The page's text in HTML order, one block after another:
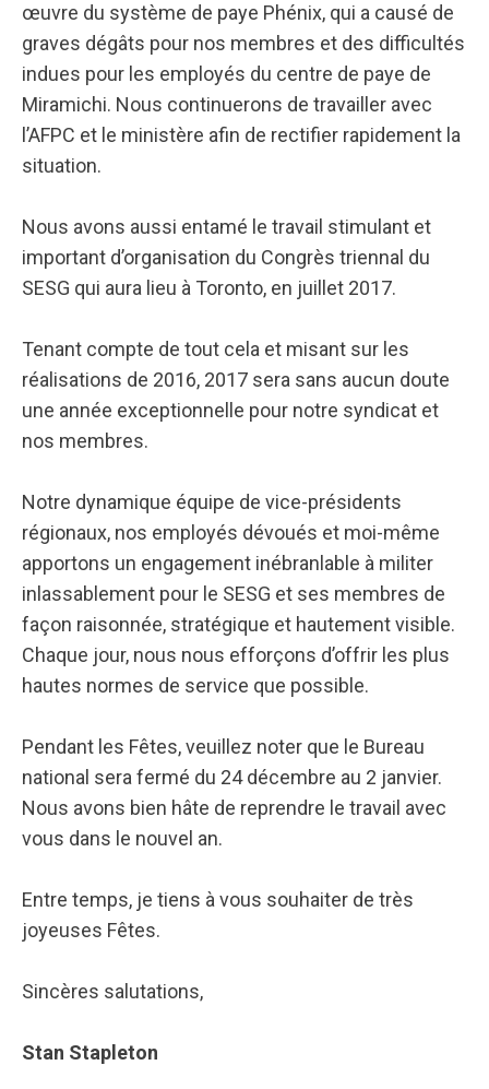
œuvre du système de paye Phénix, qui a causé de
graves dégâts pour nos membres et des difficultés
indues pour les employés du centre de paye de
Miramichi. Nous continuerons de travailler avec
l’AFPC et le ministère afin de rectifier rapidement la
situation.
Nous avons aussi entamé le travail stimulant et
important d’organisation du Congrès triennal du
SESG qui aura lieu à Toronto, en juillet 2017.
Tenant compte de tout cela et misant sur les
réalisations de 2016, 2017 sera sans aucun doute
une année exceptionnelle pour notre syndicat et
nos membres.
Notre dynamique équipe de vice-présidents
régionaux, nos employés dévoués et moi-même
apportons un engagement inébranlable à militer
inlassablement pour le SESG et ses membres de
façon raisonnée, stratégique et hautement visible.
Chaque jour, nous nous efforçons d’offrir les plus
hautes normes de service que possible.
Pendant les Fêtes, veuillez noter que le Bureau
national sera fermé du 24 décembre au 2 janvier.
Nous avons bien hâte de reprendre le travail avec
vous dans le nouvel an.
Entre temps, je tiens à vous souhaiter de très
joyeuses Fêtes.
Sincères salutations,
Stan Stapleton